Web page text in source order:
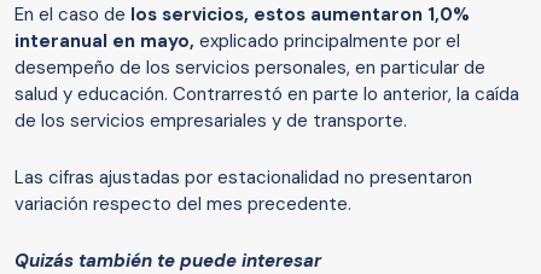
En el caso de los servicios, estos aumentaron 1,0%
interanual en mayo, explicado principalmente por el
desempeño de los servicios personales, en particular de
salud y educación. Contrarrestó en parte lo anterior, la caída
de los servicios empresariales y de transporte.
Las cifras ajustadas por estacionalidad no presentaron
variación respecto del mes precedente.
Quizás también te puede interesar